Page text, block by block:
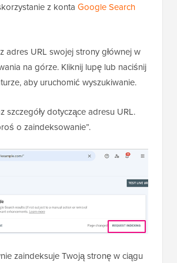
z konta Google Search
adres URL swojej strony głównej w
na górze. Kliknij lupę lub naciśnij
aby uruchomić wyszukiwanie.
szczegóły dotyczące adresu URL.
o zaindeksowanie”.
zaindeksuje Twoją stronę w ciągu